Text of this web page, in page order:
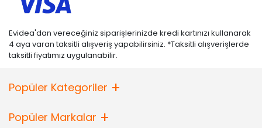
Evidea'dan vereceğiniz siparişlerinizde kredi kartınızı kullanarak
4 aya varan taksitli alışveriş yapabilirsiniz. *Taksitli alışverişlerde
taksitli fiyatımız uygulanabilir.
Popüler Kategoriler
Popüler Markalar